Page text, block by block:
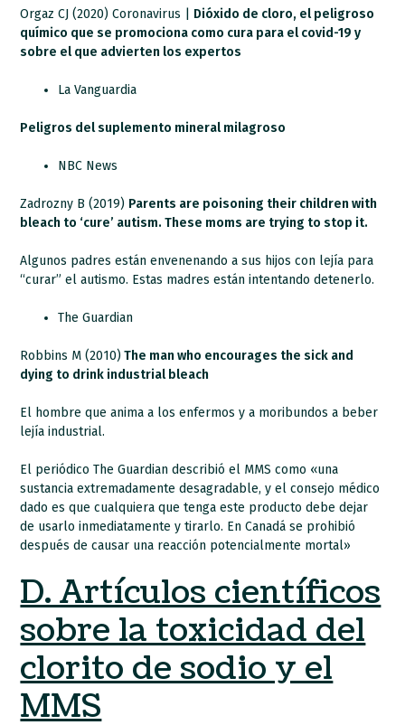
Orgaz CJ (2020) Coronavirus | Dióxido de cloro, el peligroso
químico que se promociona como cura para el covid-19 y
sobre el que advierten los expertos
La Vanguardia
Peligros del suplemento mineral milagroso
NBC News
Zadrozny B (2019) Parents are poisoning their children with
bleach to ‘cure’ autism. These moms are trying to stop it.
Algunos padres están envenenando a sus hijos con lejía para
“curar” el autismo. Estas madres están intentando detenerlo.
The Guardian
Robbins M (2010) The man who encourages the sick and
dying to drink industrial bleach
El hombre que anima a los enfermos y a moribundos a beber
lejía industrial.
El periódico The Guardian describió el MMS como «una
sustancia extremadamente desagradable, y el consejo médico
dado es que cualquiera que tenga este producto debe dejar
de usarlo inmediatamente y tirarlo. En Canadá se prohibió
después de causar una reacción potencialmente mortal»
D. Artículos científicos
sobre la toxicidad del
clorito de sodio y el
MMS